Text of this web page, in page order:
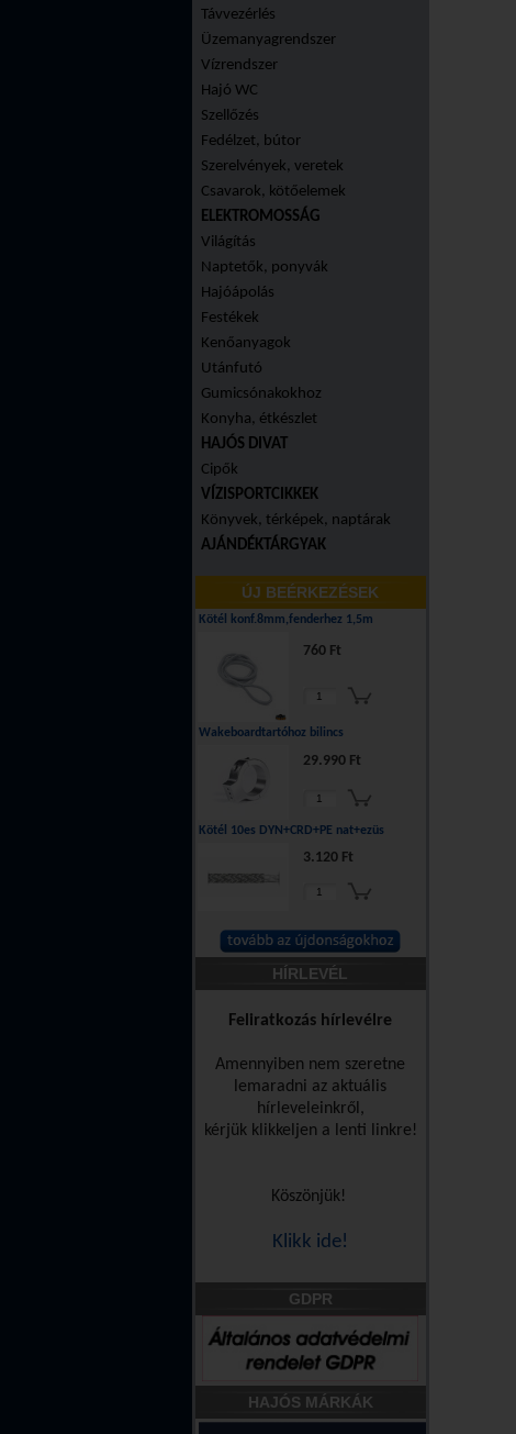
Távvezérlés
Üzemanyagrendszer
Vízrendszer
Hajó WC
Szellőzés
Fedélzet, bútor
Szerelvények, veretek
Csavarok, kötőelemek
ELEKTROMOSSÁG
Világítás
Naptetők, ponyvák
Hajóápolás
Festékek
Kenőanyagok
Utánfutó
Gumicsónakokhoz
Konyha, étkészlet
HAJÓS DIVAT
Cipők
VÍZISPORTCIKKEK
Könyvek, térképek, naptárak
AJÁNDÉKTÁRGYAK
ÚJ BEÉRKEZÉSEK
Kötél konf.8mm,fenderhez 1,5m
760 Ft
Wakeboardtartóhoz bilincs
29.990 Ft
Kötél 10es DYN+CRD+PE nat+ezüs
3.120 Ft
HÍRLEVÉL
Feliratkozás hírlevélre
Amennyiben nem szeretne
lemaradni az aktuális
hírleveleinkről,
kérjük klikkeljen a lenti linkre!
Köszönjük!
Klikk ide!
GDPR
HAJÓS MÁRKÁK